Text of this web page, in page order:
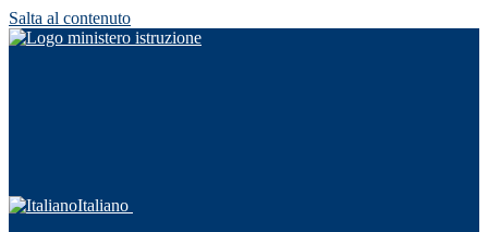
Salta al contenuto
Italiano